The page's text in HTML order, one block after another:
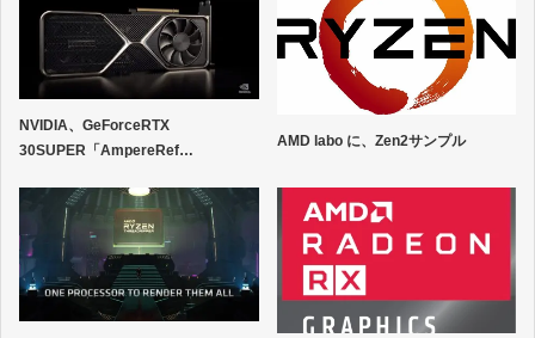
NVIDIA、GeForceRTX
30SUPER「AmpereRef…
AMD labo に、Zen2サンプル